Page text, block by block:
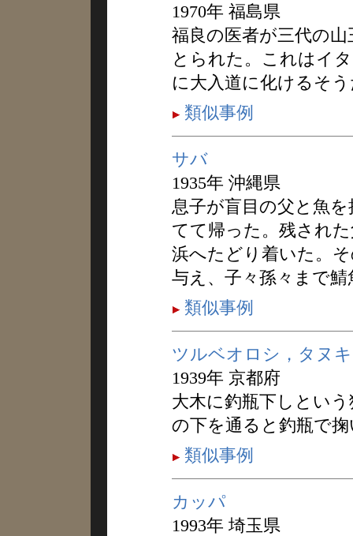
1970年 福島県
福良の医者が三代の
とられた。これはイ
に大入道に化けるそ
類似事例
サバ
1935年 沖縄県
息子が盲目の父と魚
てて帰った。残され
浜へたどり着いた。
与え、子々孫々まで
類似事例
ツルベオロシ，タヌキ
1939年 京都府
大木に釣瓶下しとい
の下を通ると釣瓶で
類似事例
カッパ
1993年 埼玉県